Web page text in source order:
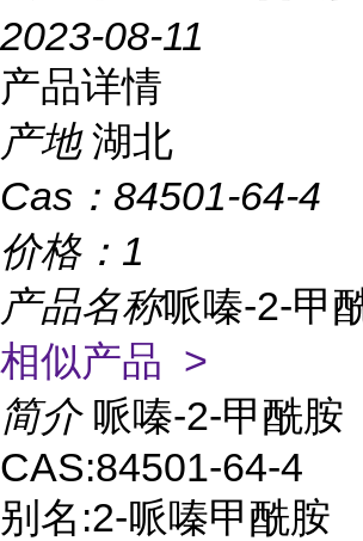
2023-08-11
产品详情
产地 湖北
Cas： 84501-64-4
价格： 1
产品名称哌嗪-2-甲
相似产品 >
简介 哌嗪-2-甲酰胺
CAS:84501-64-4
别名:2-哌嗪甲酰胺